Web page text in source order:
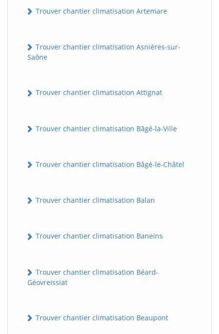
Trouver chantier climatisation Artemare
Trouver chantier climatisation Asnières-sur-
Saône
Trouver chantier climatisation Attignat
Trouver chantier climatisation Bâgé-la-Ville
Trouver chantier climatisation Bâgé-le-Châtel
Trouver chantier climatisation Balan
Trouver chantier climatisation Baneins
Trouver chantier climatisation Béard-
Géovreissiat
Trouver chantier climatisation Beaupont